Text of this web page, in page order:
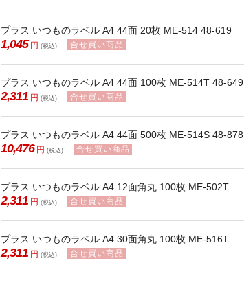
プラス いつものラベル A4 44面 20枚 ME-514 48-619
1,045 円 (税込) 合せ買い商品
プラス いつものラベル A4 44面 100枚 ME-514T 48-649
2,311 円 (税込) 合せ買い商品
プラス いつものラベル A4 44面 500枚 ME-514S 48-878
10,476 円 (税込) 合せ買い商品
プラス いつものラベル A4 12面角丸 100枚 ME-502T
2,311 円 (税込) 合せ買い商品
プラス いつものラベル A4 30面角丸 100枚 ME-516T
2,311 円 (税込) 合せ買い商品